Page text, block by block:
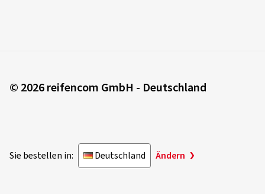
© 2026 reifencom GmbH - Deutschland
Sie bestellen in: Deutschland Ändern